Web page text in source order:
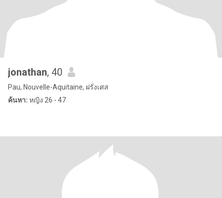
jonathan, 40
Pau, Nouvelle-Aquitaine, ฝรั่งเศส
ค้นหา: หญิง 26 - 47